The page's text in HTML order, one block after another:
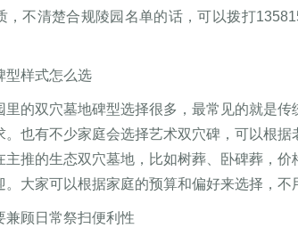
，不清楚合规陵园名单的话，可以拨打
型样式怎么选
里的双穴墓地碑型选择很多，最常见的就是
。也有不少家庭会选择艺术双穴碑，可以根
主推的生态双穴墓地，比如树葬、卧碑葬，
。大家可以根据家庭的预算和偏好来选择，不
兼顾日常祭扫便利性